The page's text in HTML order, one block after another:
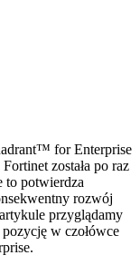
for Enterprise
została po raz
to potwierdza
rozwój
przyglądamy
w czołówce